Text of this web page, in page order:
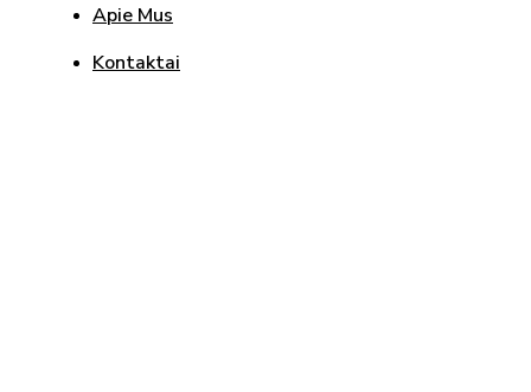
Apie Mus
Kontaktai